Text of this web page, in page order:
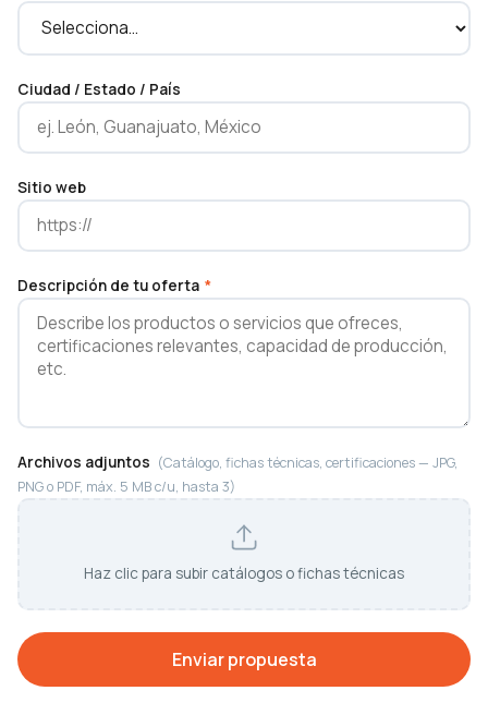
Ciudad / Estado / País
Sitio web
Descripción de tu oferta *
Archivos adjuntos (Catálogo, fichas técnicas, certificaciones — JPG,
PNG o PDF, máx. 5 MB c/u, hasta 3)
Haz clic para subir catálogos o fichas técnicas
Enviar propuesta